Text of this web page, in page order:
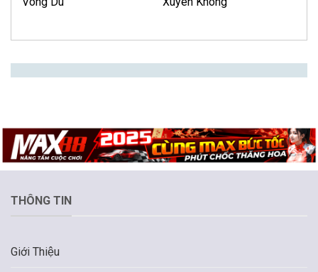
THÔNG TIN
Giới Thiệu